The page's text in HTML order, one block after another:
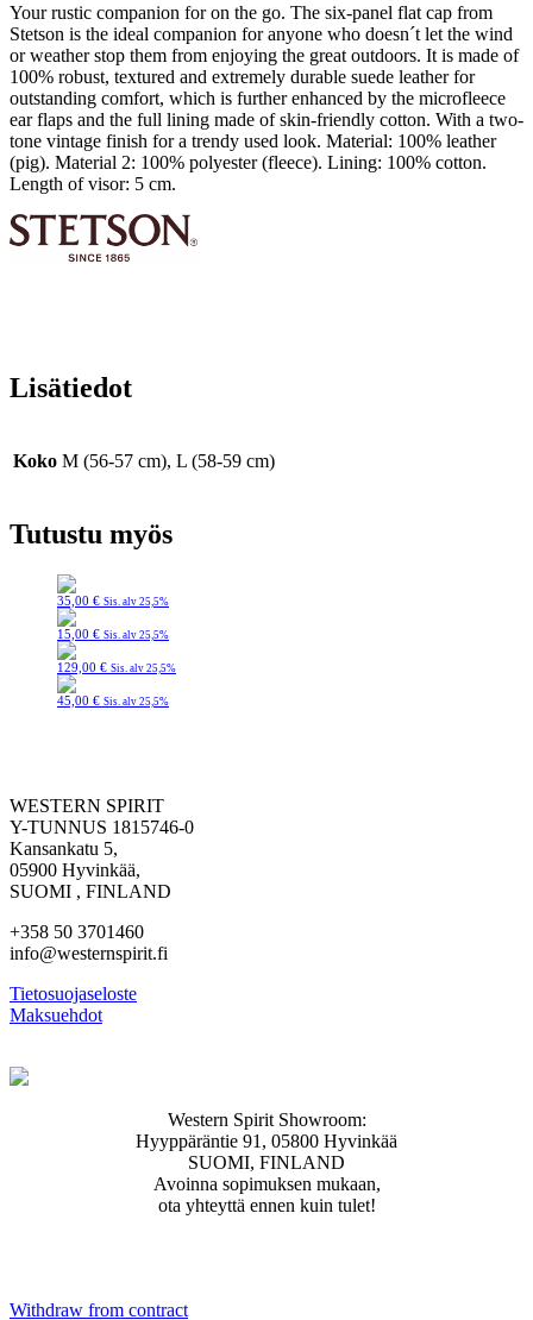
Your rustic companion for on the go. The six-panel flat cap from
Stetson is the ideal companion for anyone who doesn´t let the wind
or weather stop them from enjoying the great outdoors. It is made of
100% robust, textured and extremely durable suede leather for
outstanding comfort, which is further enhanced by the microfleece
ear flaps and the full lining made of skin-friendly cotton. With a two-
tone vintage finish for a trendy used look. Material: 100% leather
(pig). Material 2: 100% polyester (fleece). Lining: 100% cotton.
Length of visor: 5 cm.
Lisätiedot
Koko M (56-57 cm), L (58-59 cm)
Tutustu myös
35,00 € Sis. alv 25,5%
15,00 € Sis. alv 25,5%
129,00 € Sis. alv 25,5%
45,00 € Sis. alv 25,5%
WESTERN SPIRIT
Y-TUNNUS 1815746-0
Kansankatu 5,
05900 Hyvinkää,
SUOMI , FINLAND
+358 50 3701460
info@westernspirit.fi
Tietosuojaseloste
Maksuehdot
Western Spirit Showroom:
Hyyppäräntie 91, 05800 Hyvinkää
SUOMI, FINLAND
Avoinna sopimuksen mukaan,
ota yhteyttä ennen kuin tulet!
Withdraw from contract